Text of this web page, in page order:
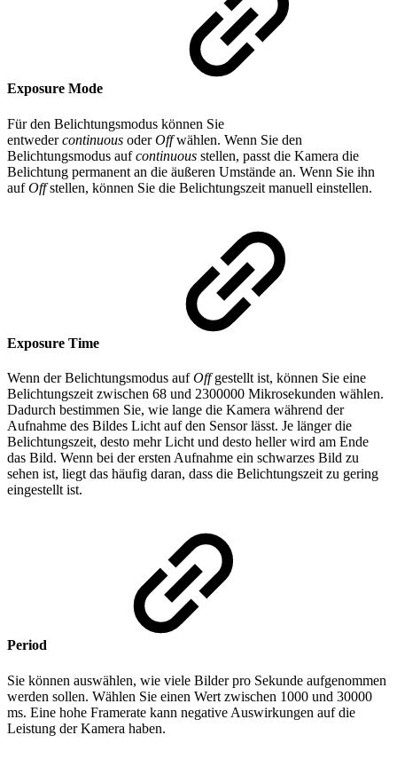
Exposure Mode
Für den Belichtungsmodus können Sie
entwedercontinuous oderOffwählen. Wenn Sie den
Belichtungsmodus aufcontinuous stellen, passt die Kamera die
Belichtung permanent an die äußeren Umstände an. Wenn Sie ihn
aufOffstellen, können Sie die Belichtungszeit manuell einstellen.
Exposure Time
Wenn der Belichtungsmodus aufOffgestellt ist, können Sie eine
Belichtungszeit zwischen 68 und 2300000 Mikrosekunden wählen.
Dadurch bestimmen Sie, wie lange die Kamera während der
Aufnahme des Bildes Licht auf den Sensor lässt. Je länger die
Belichtungszeit, desto mehr Licht und desto heller wird am Ende
das Bild. Wenn bei der ersten Aufnahme ein schwarzes Bild zu
sehen ist, liegt das häufig daran, dass die Belichtungszeit zu gering
eingestellt ist.
Period
Sie können auswählen, wie viele Bilder pro Sekunde aufgenommen
werden sollen. Wählen Sie einen Wert zwischen 1000 und 30000
ms. Eine hohe Framerate kann negative Auswirkungen auf die
Leistung der Kamera haben.